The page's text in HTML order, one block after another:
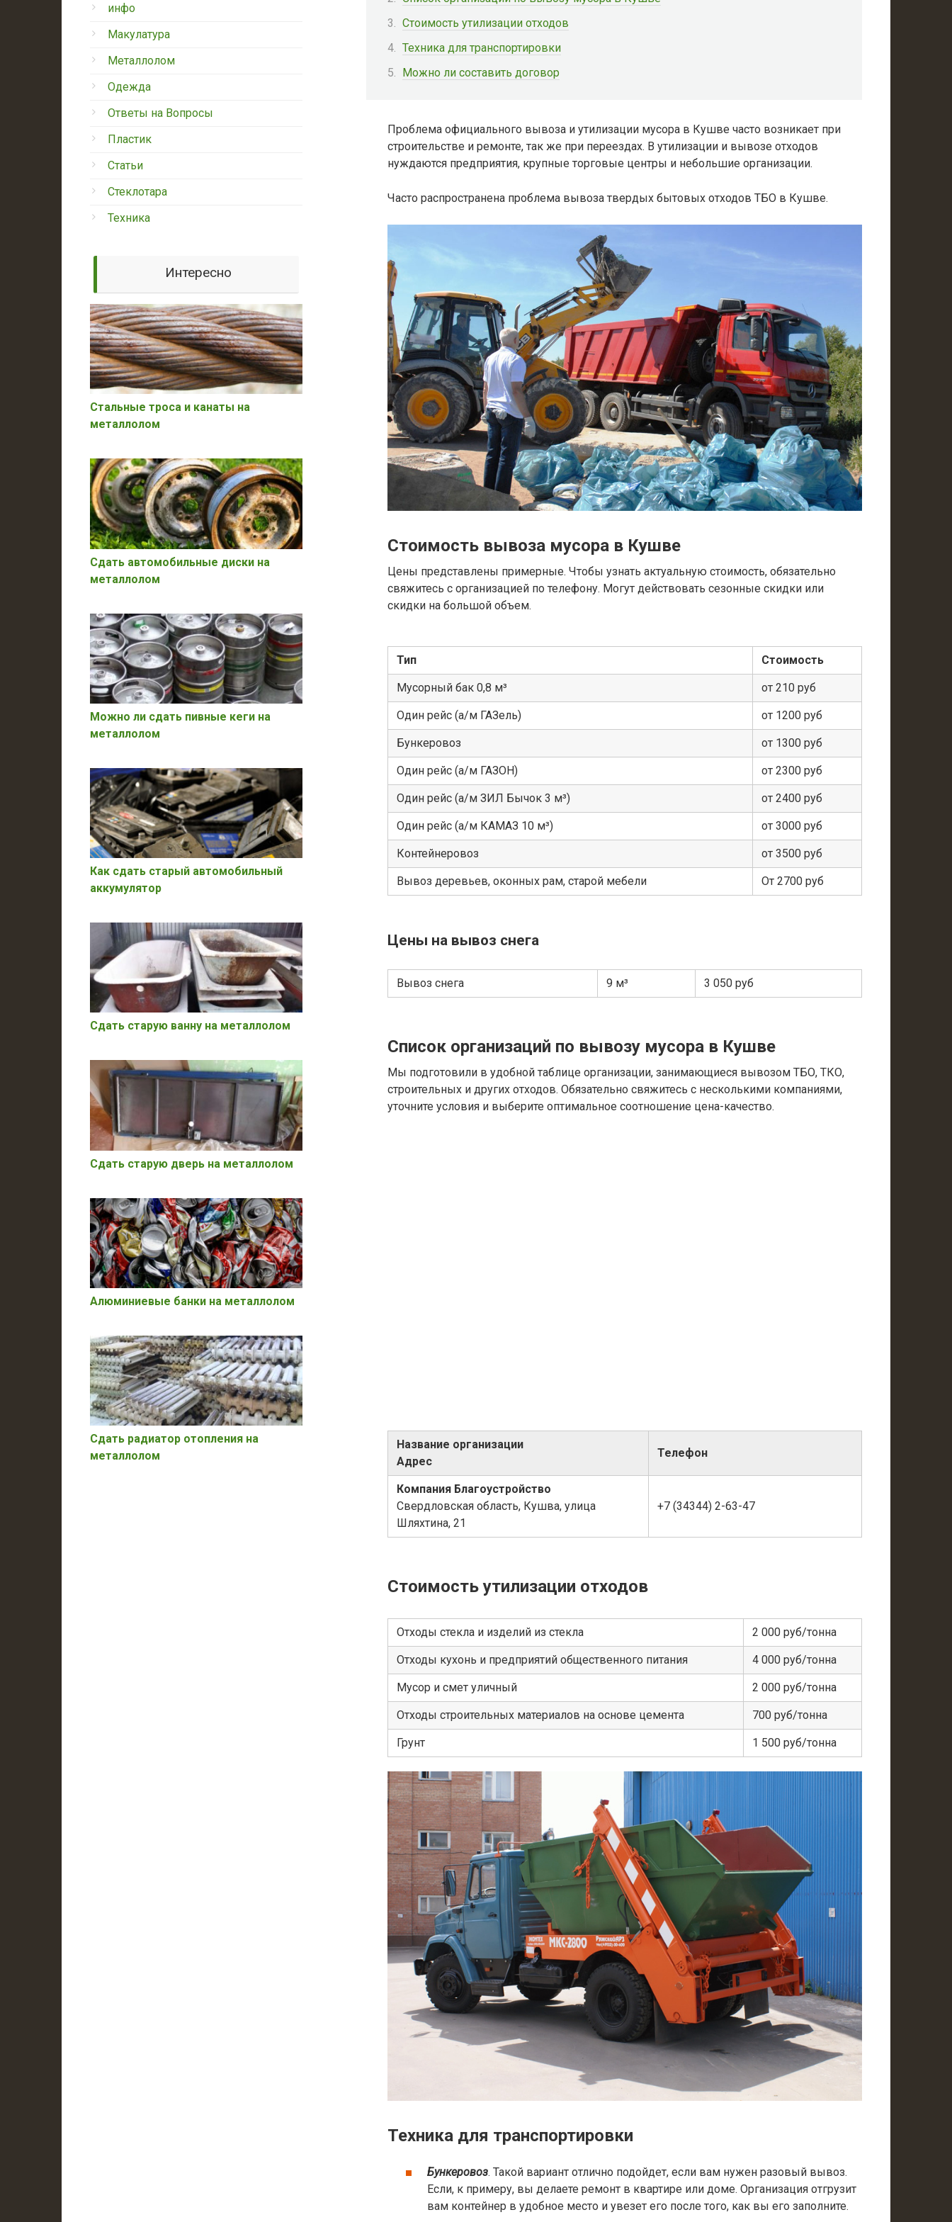
Стоимость утилизации отходов
Техника для транспортировки
Можно ли составить договор
Проблема официального вывоза и утилизации мусора в Кушве часто возникает при
строительстве и ремонте, так же при переездах. В утилизации и вывозе отходов
нуждаются предприятия, крупные торговые центры и небольшие организации.
Часто распространена проблема вывоза твердых бытовых отходов ТБО в Кушве.
Стоимость вывоза мусора в Кушве
Цены представлены примерные. Чтобы узнать актуальную стоимость, обязательно
свяжитесь с организацией по телефону. Могут действовать сезонные скидки или
скидки на большой объем.
Тип Стоимость
Мусорный бак 0,8 м³ от 210 руб
Один рейс (а/м ГАЗель) от 1200 руб
Бункеровоз от 1300 руб
Один рейс (а/м ГАЗОН) от 2300 руб
Один рейс (а/м ЗИЛ Бычок 3 м³) от 2400 руб
Один рейс (а/м КАМАЗ 10 м³) от 3000 руб
Контейнеровоз от 3500 руб
Вывоз деревьев, оконных рам, старой мебели От 2700 руб
Цены на вывоз снега
Вывоз снега 9 м³ 3 050 руб
Список организаций по вывозу мусора в Кушве
Мы подготовили в удобной таблице организации, занимающиеся вывозом ТБО, ТКО,
строительных и других отходов. Обязательно свяжитесь с несколькими компаниями,
уточните условия и выберите оптимальное соотношение цена-качество.
Название организации
Адрес
Телефон
Компания Благоустройство
Свердловская область, Кушва, улица
Шляхтина, 21
+7 (34344) 2-63-47
Стоимость утилизации отходов
Отходы стекла и изделий из стекла 2 000 руб/тонна
Отходы кухонь и предприятий общественного питания 4 000 руб/тонна
Мусор и смет уличный 2 000 руб/тонна
Отходы строительных материалов на основе цемента 700 руб/тонна
Грунт 1 500 руб/тонна
Техника для транспортировки
Бункеровоз. Такой вариант отлично подойдет, если вам нужен разовый вывоз.
Если, к примеру, вы делаете ремонт в квартире или доме. Организация отгрузит
вам контейнер в удобное место и увезет его после того, как вы его заполните.
инфо
Макулатура
Металлолом
Одежда
Ответы на Вопросы
Пластик
Статьи
Стеклотара
Техника
Интересно
Стальные троса и канаты на
металлолом
Сдать автомобильные диски на
металлолом
Можно ли сдать пивные кеги на
металлолом
Как сдать старый автомобильный
аккумулятор
Сдать старую ванну на металлолом
Сдать старую дверь на металлолом
Алюминиевые банки на металлолом
Сдать радиатор отопления на
металлолом